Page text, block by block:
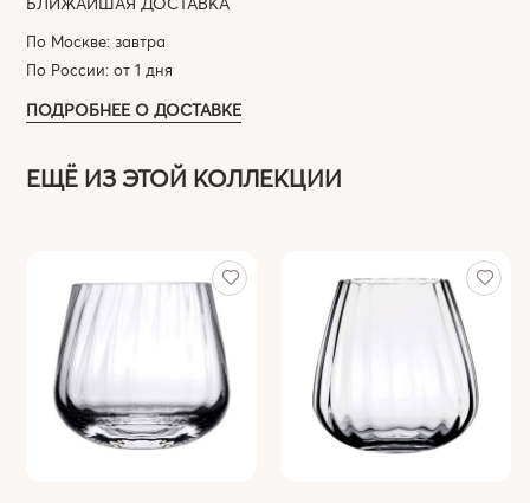
По Москве: завтра
По России: от 1 дня
ПОДРОБНЕЕ О ДОСТАВКЕ
ЕЩЁ ИЗ ЭТОЙ КОЛЛЕКЦИИ